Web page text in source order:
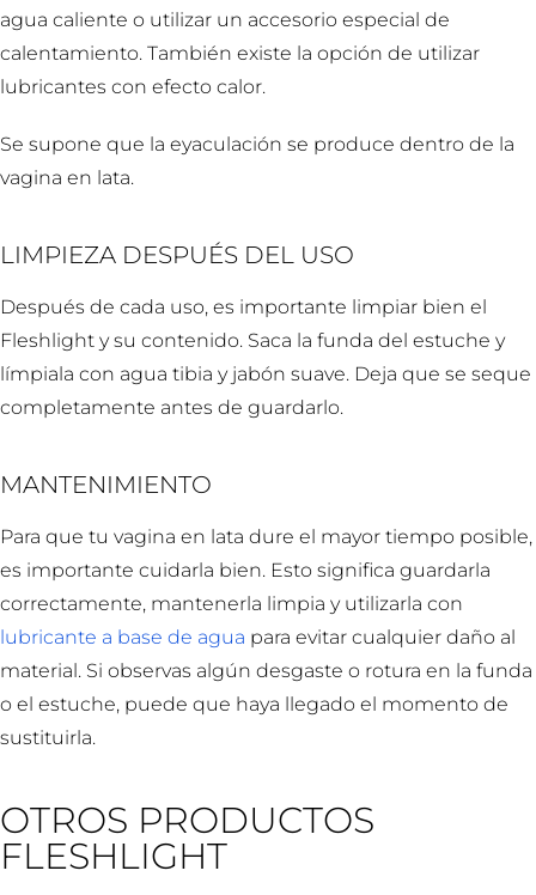
agua caliente o utilizar un accesorio especial de
calentamiento. También existe la opción de utilizar
lubricantes con efecto calor.
Se supone que la eyaculación se produce dentro de la
vagina en lata.
LIMPIEZA DESPUÉS DEL USO
Después de cada uso, es importante limpiar bien el
Fleshlight y su contenido. Saca la funda del estuche y
límpiala con agua tibia y jabón suave. Deja que se seque
completamente antes de guardarlo.
MANTENIMIENTO
Para que tu vagina en lata dure el mayor tiempo posible,
es importante cuidarla bien. Esto significa guardarla
correctamente, mantenerla limpia y utilizarla con
lubricante a base de agua para evitar cualquier daño al
material. Si observas algún desgaste o rotura en la funda
o el estuche, puede que haya llegado el momento de
sustituirla.
OTROS PRODUCTOS
FLESHLIGHT